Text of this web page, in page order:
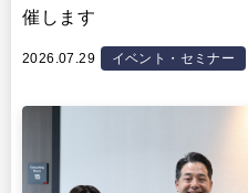
催します
2026.07.29 イベント・セミナー